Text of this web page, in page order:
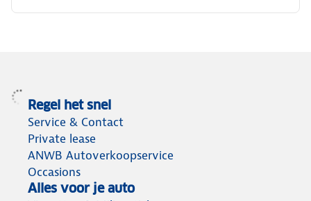
Regel het snel
Service & Contact
Private lease
ANWB Autoverkoopservice
Occasions
Alles voor je auto